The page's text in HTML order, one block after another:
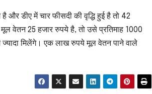
और डीए में चार फीसदी की वृद्धि हुई है तो 42
वेतन 25 हजार रुपये है, तो उसे प्रतिमाह 1000
ज्यादा मिलेंगे। एक लाख रुपये मूल वेतन पाने वाले